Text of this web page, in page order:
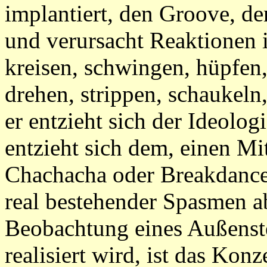
implantiert, den Groove,
und verursacht
kreisen, schwingen,
drehen, strippen,
er entzieht sich der
entzieht sich dem, einen
Chachacha oder
real bestehender Spasmen
Beobachtung eines
realisiert wird, ist das